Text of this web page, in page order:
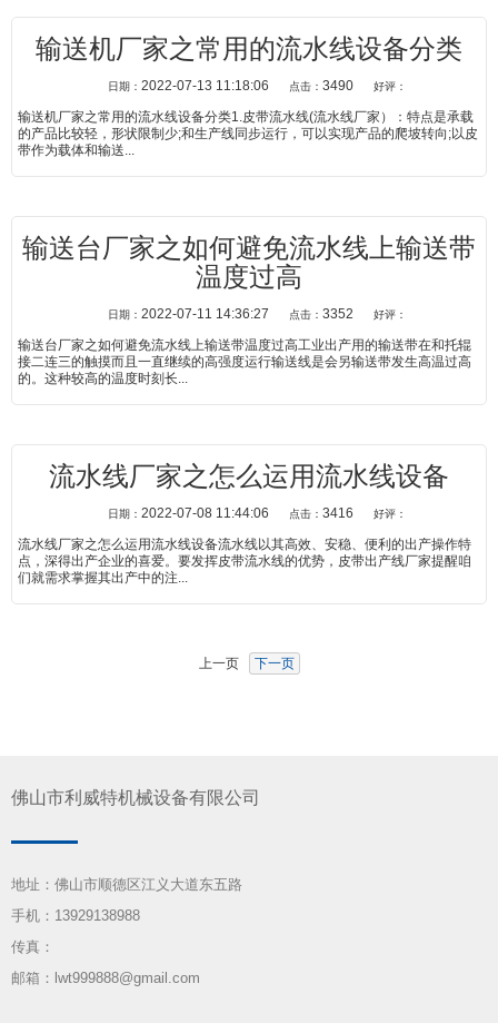
输送机厂家之常用的流水线设备分类
日期： 2022-07-13 11:18:06 点击： 3490 好评：
输送机厂家之常用的流水线设备分类1.皮带流水线(流水线厂家）：特点是承载
的产品比较轻，形状限制少;和生产线同步运行，可以实现产品的爬坡转向;以皮
带作为载体和输送...
输送台厂家之如何避免流水线上输送带
温度过高
日期： 2022-07-11 14:36:27 点击： 3352 好评：
输送台厂家之如何避免流水线上输送带温度过高工业出产用的输送带在和托辊
接二连三的触摸而且一直继续的高强度运行输送线是会另输送带发生高温过高
的。这种较高的温度时刻长...
流水线厂家之怎么运用流水线设备
日期： 2022-07-08 11:44:06 点击： 3416 好评：
流水线厂家之怎么运用流水线设备流水线以其高效、安稳、便利的出产操作特
点，深得出产企业的喜爱。要发挥皮带流水线的优势，皮带出产线厂家提醒咱
们就需求掌握其出产中的注...
上一页 下一页
佛山市利威特机械设备有限公司
地址：佛山市顺德区江义大道东五路
手机：13929138988
传真：
邮箱：lwt999888@gmail.com